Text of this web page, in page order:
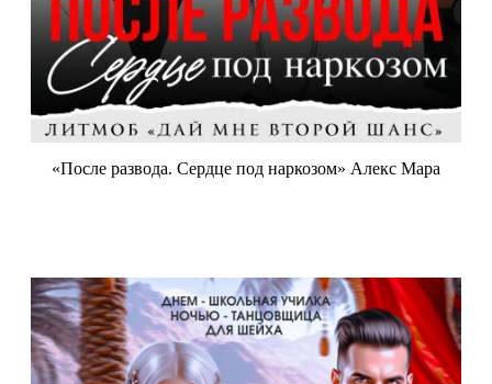
«После развода. Сердце под наркозом» Алекс Мара